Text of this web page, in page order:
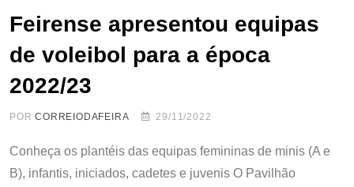
Feirense apresentou equipas
de voleibol para a época
2022/23
PORCORREIODAFEIRA 29/11/2022
Conheça os plantéis das equipas femininas de minis (A e
B), infantis, iniciados, cadetes e juvenis O Pavilhão